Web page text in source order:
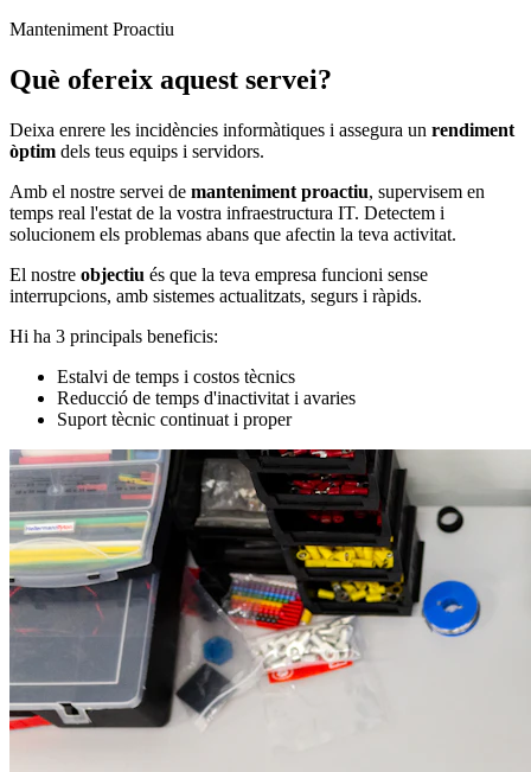
Manteniment Proactiu
Què ofereix aquest servei?
Deixa enrere les incidències informàtiques i assegura un rendiment
òptim dels teus equips i servidors.
Amb el nostre servei de manteniment proactiu, supervisem en
temps real l'estat de la vostra infraestructura IT. Detectem i
solucionem els problemas abans que afectin la teva activitat.
El nostre objectiu és que la teva empresa funcioni sense
interrupcions, amb sistemes actualitzats, segurs i ràpids.
Hi ha 3 principals beneficis:
Estalvi de temps i costos tècnics
Reducció de temps d'inactivitat i avaries
Suport tècnic continuat i proper